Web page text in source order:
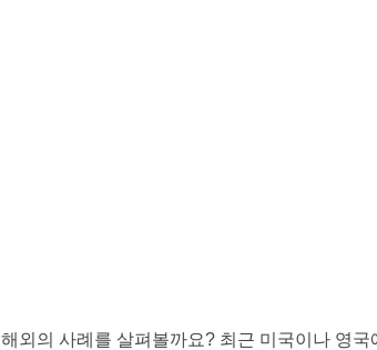
해외의 사례를 살펴볼까요? 최근 미국이나 영